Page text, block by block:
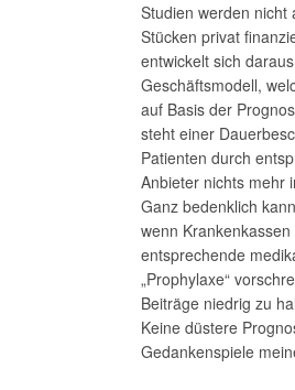
Studien werden nicht
Stücken privat
entwickelt sich
Geschäftsmodell,
auf Basis der
steht einer
Patienten durch
Anbieter nichts mehr
Ganz bedenklich
wenn Krankenkassen
entsprechende
„Prophylaxe“
Beiträge niedrig zu
Keine düstere
Gedankenspiele